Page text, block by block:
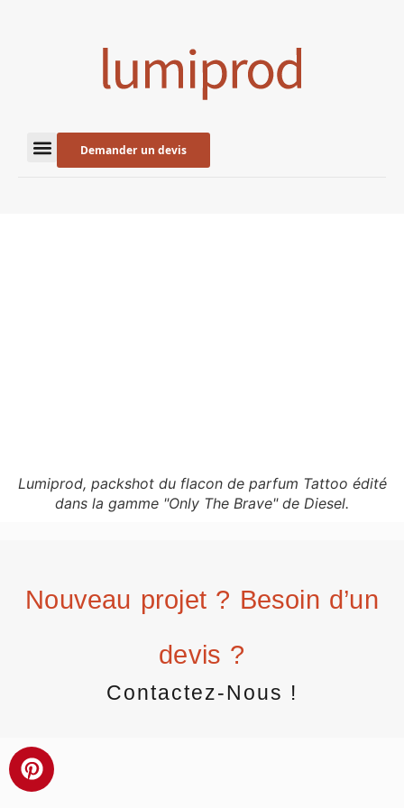
Demander un devis
Lumiprod, packshot du flacon de parfum Tattoo édité
dans la gamme "Only The Brave" de Diesel.
Nouveau projet ? Besoin d’un
devis ?
Contactez-Nous !